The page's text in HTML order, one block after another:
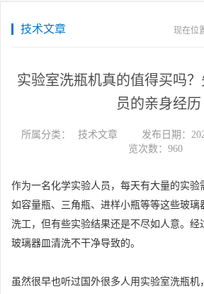
技术文章 现在位
实验室洗瓶机真的值得买吗
员的亲身经历
所属分类： 技术文章 发布日期：
览次数： 960
作为一名化学实验人员，每天有大量的实验
如容量瓶、三角瓶、进样小瓶等等这些玻璃
洗工，但有些实验结果还是不尽如人意。经
玻璃器皿清洗不干净导致的。
虽然很早也听过国外很多人用实验室洗瓶